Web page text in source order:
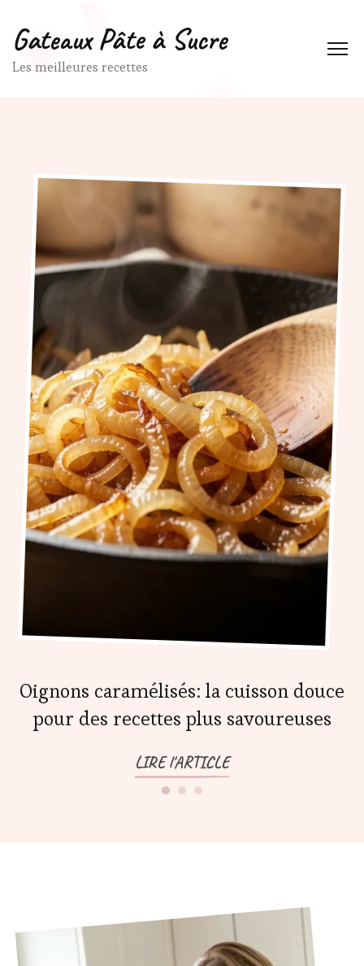
Gateaux Pâte à Sucre
Les meilleures recettes
Oignons caramélisés: la cuisson douce
pour des recettes plus savoureuses
LIRE l'ARTICLE